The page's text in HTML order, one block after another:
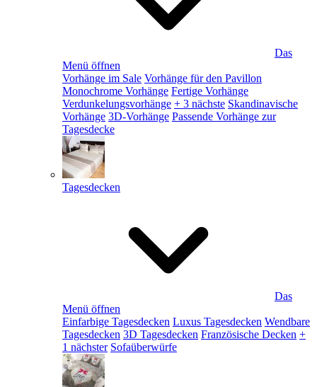
Das
Menü öffnen
Vorhänge im Sale Vorhänge für den Pavillon
Monochrome Vorhänge Fertige Vorhänge
Verdunkelungsvorhänge + 3 nächste Skandinavische
Vorhänge 3D-Vorhänge Passende Vorhänge zur
Tagesdecke
Tagesdecken
Das
Menü öffnen
Einfarbige Tagesdecken Luxus Tagesdecken Wendbare
Tagesdecken 3D Tagesdecken Französische Decken +
1 nächster Sofaüberwürfe